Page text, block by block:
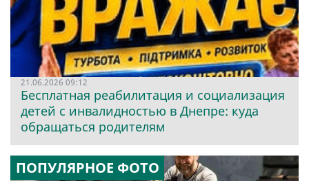
21.06.2026 09:12
Бесплатная реабилитация и социализация
детей с инвалидностью в Днепре: куда
обращаться родителям
ПОПУЛЯРНОЕ ФОТО